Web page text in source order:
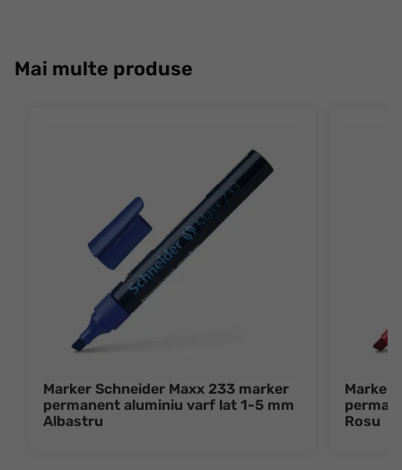
Mai multe produse
Marker Schneider Maxx 233 marker
permanent aluminiu varf lat 1-5 mm
Albastru
Marker
Rosu